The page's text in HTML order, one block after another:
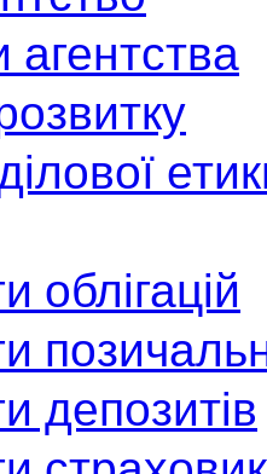
агентства
облігацій
депозитів